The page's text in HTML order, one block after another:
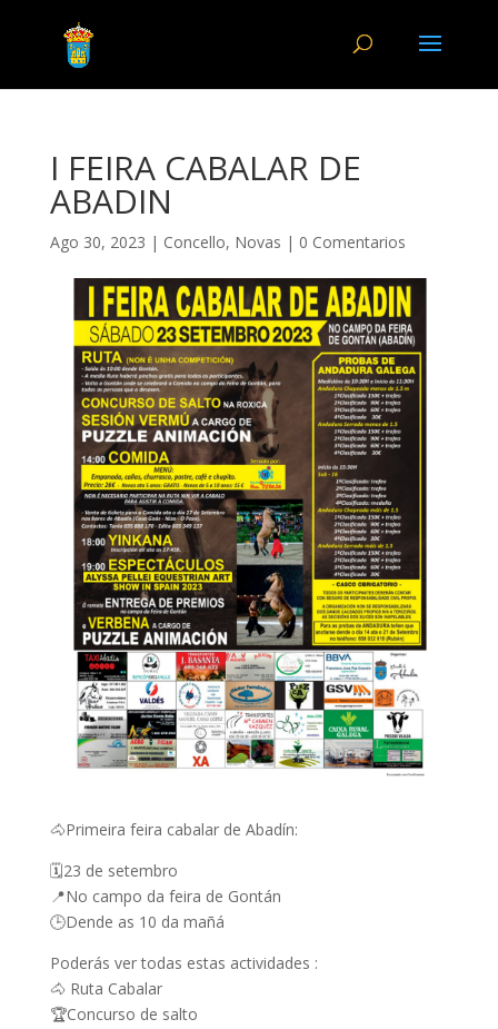
I FEIRA CABALAR DE
ABADIN
Ago 30, 2023 | Concello, Novas | 0 Comentarios
🐴Primeira feira cabalar de Abadín:
🗓️23 de setembro
📍No campo da feira de Gontán
🕒Dende as 10 da mañá
Poderás ver todas estas actividades :
🐴 Ruta Cabalar
🏆Concurso de salto